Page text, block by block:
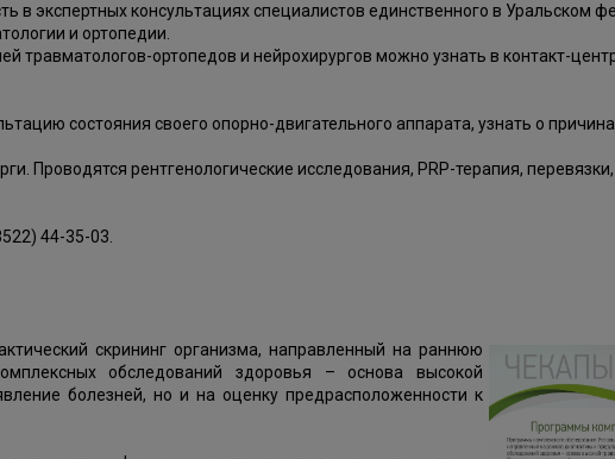
в экспертных консультациях специалистов единственного в Уральском
и ортопедии.
травматологов-ортопедов и нейрохирургов можно узнать в контакт-
состояния своего опорно-двигательного аппарата, узнать о
Проводятся рентгенологические исследования, PRP-терапия,
44-35-03.
скрининг организма, направленный на раннюю
обследований здоровья – основа высокой
болезней, но и на оценку предрасположенности к